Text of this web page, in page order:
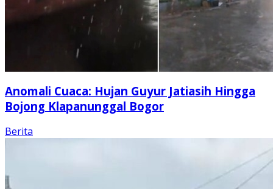
Anomali Cuaca: Hujan Guyur Jatiasih Hingga
Bojong Klapanunggal Bogor
Berita